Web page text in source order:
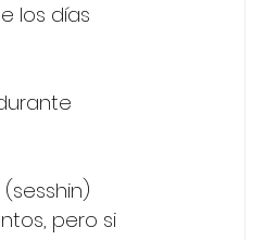
los días
pero si